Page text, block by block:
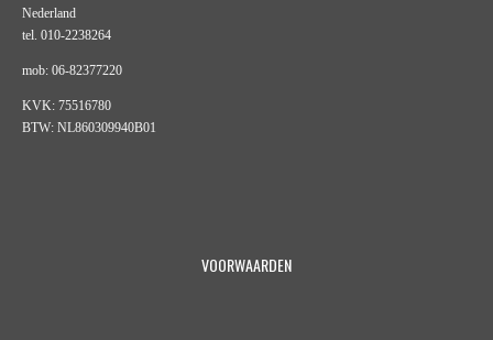
Nederland
tel. 010-2238264
mob: 06-82377220
KVK: 75516780
BTW: NL860309940B01
VOORWAARDEN